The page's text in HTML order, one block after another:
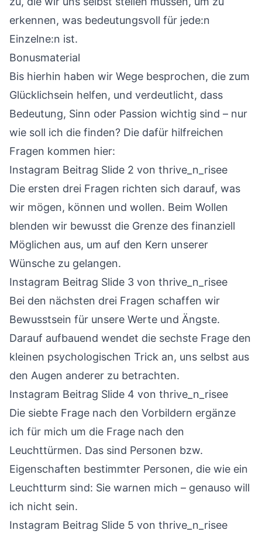
erkennen, was bedeutungsvoll für jede:n
Einzelne:n ist.
Bonusmaterial
Bis hierhin haben wir Wege besprochen, die zum
Glücklichsein helfen, und verdeutlicht, dass
Bedeutung, Sinn oder Passion wichtig sind – nur
wie soll ich die finden? Die dafür hilfreichen
Fragen kommen hier:
Instagram Beitrag Slide 2 von thrive_n_risee
Die ersten drei Fragen richten sich darauf, was
wir mögen, können und wollen. Beim Wollen
blenden wir bewusst die Grenze des finanziell
Möglichen aus, um auf den Kern unserer
Wünsche zu gelangen.
Instagram Beitrag Slide 3 von thrive_n_risee
Bei den nächsten drei Fragen schaffen wir
Bewusstsein für unsere Werte und Ängste.
Darauf aufbauend wendet die sechste Frage den
kleinen psychologischen Trick an, uns selbst aus
den Augen anderer zu betrachten.
Instagram Beitrag Slide 4 von thrive_n_risee
Die siebte Frage nach den Vorbildern ergänze
ich für mich um die Frage nach den
Leuchttürmen. Das sind Personen bzw.
Eigenschaften bestimmter Personen, die wie ein
Leuchtturm sind: Sie warnen mich – genauso will
ich nicht sein.
Instagram Beitrag Slide 5 von thrive_n_risee